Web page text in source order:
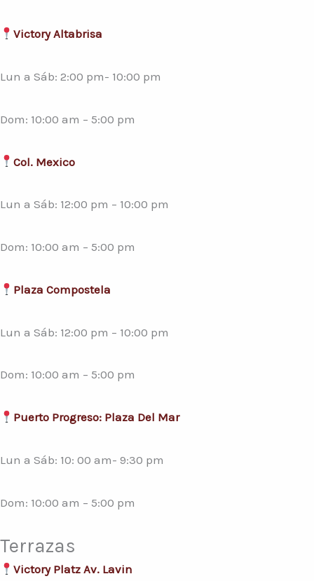
Victory Altabrisa
Lun a Sáb: 2:00 pm- 10:00 pm
Dom: 10:00 am – 5:00 pm
Col. Mexico
Lun a Sáb: 12:00 pm – 10:00 pm
Dom: 10:00 am – 5:00 pm
Plaza Compostela
Lun a Sáb: 12:00 pm – 10:00 pm
Dom: 10:00 am – 5:00 pm
Puerto Progreso: Plaza Del Mar
Lun a Sáb: 10: 00 am- 9:30 pm
Dom: 10:00 am – 5:00 pm
Terrazas
Victory Platz Av. Lavin